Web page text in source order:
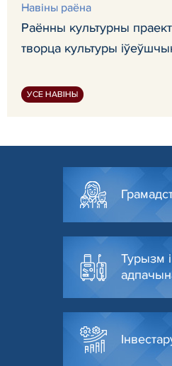
Навiны раёна
Раённы культурны
творца культуры
УСЕ НАВІНЫ
Турызм і